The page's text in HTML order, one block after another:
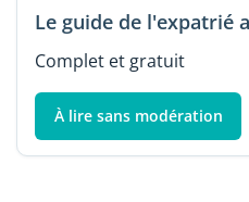
Le guide de l'expatrié
Complet et gratuit
À lire sans modération